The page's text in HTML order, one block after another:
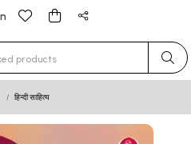
for results.
हिन्दी साहित्य